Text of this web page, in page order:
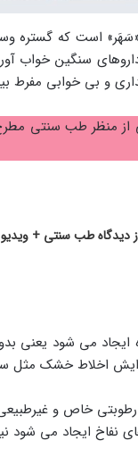
است که گستره
سنگین خواب آور
و بی خوابی مفرط
خوابی از منظر طب
دیدگاه طب سنتی + ویدیو
می­ شود یعنی
اخلاط خشک مثل
خاص و
نفاخ ایجاد می شود